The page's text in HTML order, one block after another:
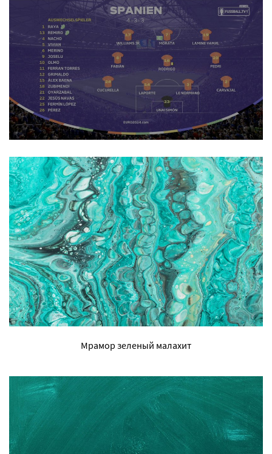
Мрамор зеленый малахит